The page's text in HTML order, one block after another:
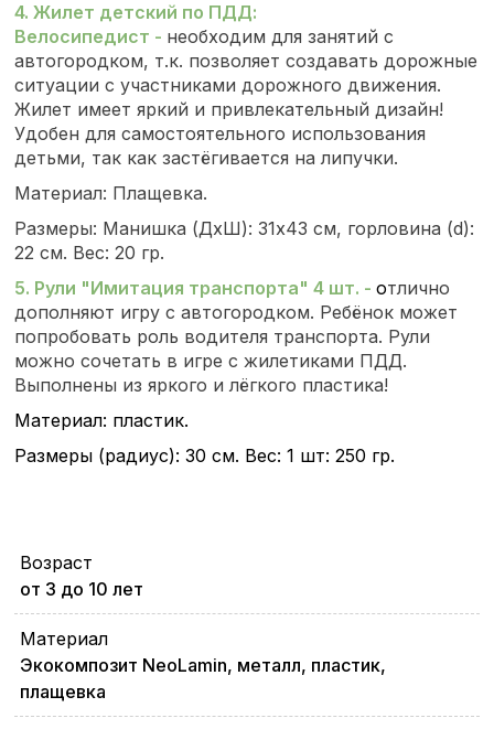
4. Жилет детский по ПДД:
Велосипедист - необходим для занятий с
автогородком, т.к. позволяет создавать дорожные
ситуации с участниками дорожного движения.
Жилет имеет яркий и привлекательный дизайн!
Удобен для самостоятельного использования
детьми, так как застёгивается на липучки.
Материал: Плащевка.
Размеры: Манишка (ДхШ): 31х43 см, горловина (d):
22 см. Вес: 20 гр.
5. Рули "Имитация транспорта" 4 шт. -отлично
дополняют игру с автогородком. Ребёнок может
попробовать роль водителя транспорта. Рули
можно сочетать в игре с жилетиками ПДД.
Выполнены из яркого и лёгкого пластика!
Материал: пластик.
Размеры (радиус): 30 см. Вес: 1 шт: 250 гр.
Возраст
от 3 до 10 лет
Материал
Экокомпозит NeoLamin, металл, пластик,
плащевка